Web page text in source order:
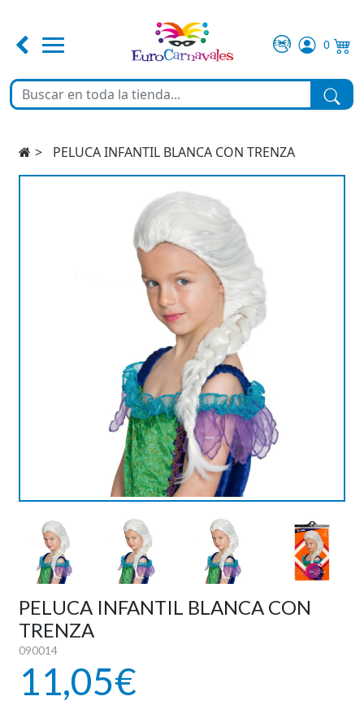
0
DISFRACES
VESTUARIO PAYESES
REVELACION
HALLOWEEN
OUTLET
PELUCA INFANTIL BLANCA CON TRENZA
PELUCA INFANTIL BLANCA CON
TRENZA
090014
11,05€